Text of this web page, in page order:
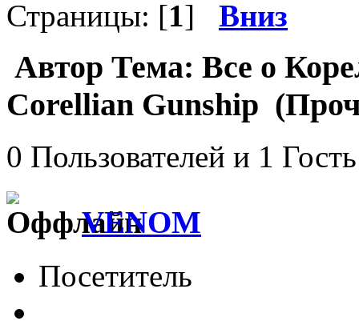
Страницы: [1] Вниз
Автор Тема: Все о
Corellian Gunship
0 Пользователей и 1
VENOM
Посетитель